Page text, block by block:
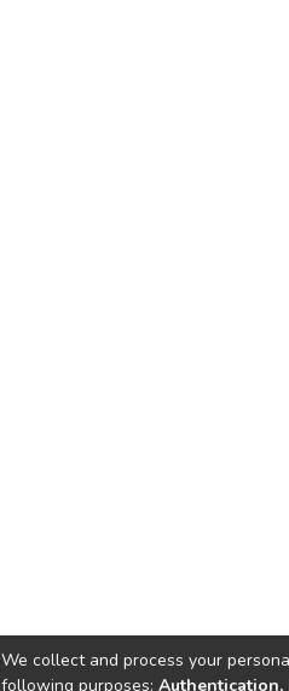
We collect and process your
following purposes: Authentication,